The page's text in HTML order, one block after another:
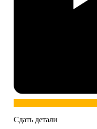
Сдать детали